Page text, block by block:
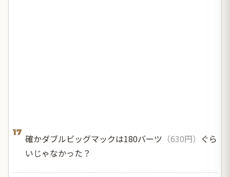
17
確かダブルビッグマックは180バーツ （630円） ぐら
いじゃなかった？